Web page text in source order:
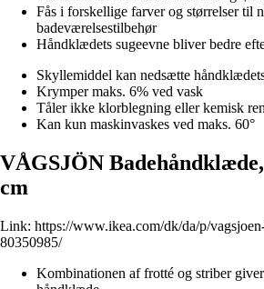
Fås i forskellige farver og størrelser til
badeværelsestilbehør
Håndklædets sugeevne bliver bedre
Skyllemiddel kan nedsætte
Krymper maks. 6% ved vask
Tåler ikke klorblegning eller kemisk
Kan kun maskinvaskes ved maks. 60°
VÅGSJÖN
cm
Link: https://www.ikea.com/dk/da/p/
80350985/
Kombinationen af frotté og striber